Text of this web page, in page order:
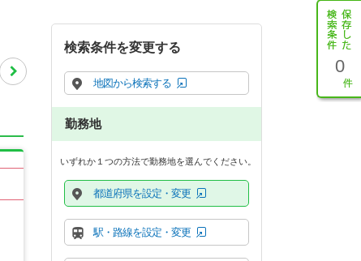
0
検索条件を変更する
地図から検索する
勤務地
いずれか１つの方法で勤務地を選んでください。
都道府県を設定・変更
駅・路線を設定・変更